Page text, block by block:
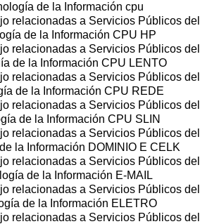
de la Información cpu
relacionadas a Servicios Públicos del
de la Información CPU HP
relacionadas a Servicios Públicos del
de la Información CPU LENTO
relacionadas a Servicios Públicos del
de la Información CPU REDE
relacionadas a Servicios Públicos del
de la Información CPU SLIN
relacionadas a Servicios Públicos del
la Información DOMINIO E CELK
relacionadas a Servicios Públicos del
de la Información E-MAIL
relacionadas a Servicios Públicos del
de la Información ELETRO
relacionadas a Servicios Públicos del